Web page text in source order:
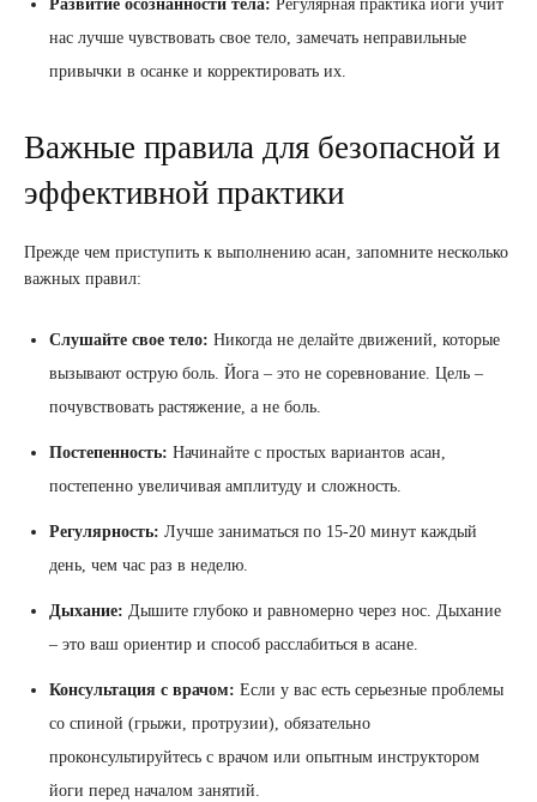
Развитие осознанности тела: Регулярная практика йоги учит
нас лучше чувствовать свое тело, замечать неправильные
привычки в осанке и корректировать их.
Важные правила для безопасной и
эффективной практики
Прежде чем приступить к выполнению асан, запомните несколько
важных правил:
Слушайте свое тело: Никогда не делайте движений, которые
вызывают острую боль. Йога – это не соревнование. Цель –
почувствовать растяжение, а не боль.
Постепенность: Начинайте с простых вариантов асан,
постепенно увеличивая амплитуду и сложность.
Регулярность: Лучше заниматься по 15-20 минут каждый
день, чем час раз в неделю.
Дыхание: Дышите глубоко и равномерно через нос. Дыхание
– это ваш ориентир и способ расслабиться в асане.
Консультация с врачом: Если у вас есть серьезные проблемы
со спиной (грыжи, протрузии), обязательно
проконсультируйтесь с врачом или опытным инструктором
йоги перед началом занятий.